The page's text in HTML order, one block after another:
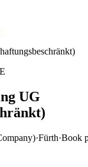
UG
·Fürth·Book